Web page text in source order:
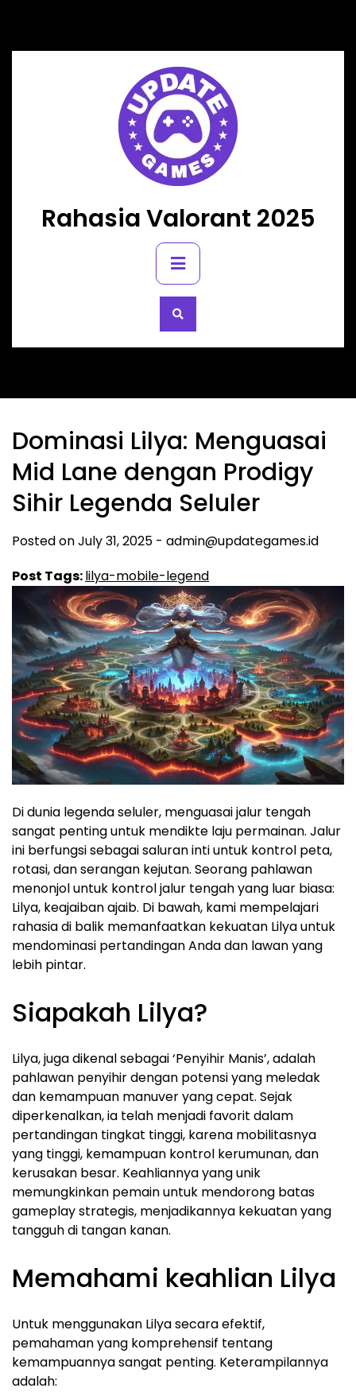
content
Rahasia Valorant 2025
Primary
Menu
Dominasi Lilya: Menguasai
Mid Lane dengan Prodigy
Sihir Legenda Seluler
Posted onJuly 31, 2025 - admin@updategames.id
Post Tags:lilya-mobile-legend
Di dunia legenda seluler, menguasai jalur tengah
sangat penting untuk mendikte laju permainan. Jalur
ini berfungsi sebagai saluran inti untuk kontrol peta,
rotasi, dan serangan kejutan. Seorang pahlawan
menonjol untuk kontrol jalur tengah yang luar biasa:
Lilya, keajaiban ajaib. Di bawah, kami mempelajari
rahasia di balik memanfaatkan kekuatan Lilya untuk
mendominasi pertandingan Anda dan lawan yang
lebih pintar.
Siapakah Lilya?
Lilya, juga dikenal sebagai ‘Penyihir Manis’, adalah
pahlawan penyihir dengan potensi yang meledak
dan kemampuan manuver yang cepat. Sejak
diperkenalkan, ia telah menjadi favorit dalam
pertandingan tingkat tinggi, karena mobilitasnya
yang tinggi, kemampuan kontrol kerumunan, dan
kerusakan besar. Keahliannya yang unik
memungkinkan pemain untuk mendorong batas
gameplay strategis, menjadikannya kekuatan yang
tangguh di tangan kanan.
Memahami keahlian Lilya
Untuk menggunakan Lilya secara efektif,
pemahaman yang komprehensif tentang
kemampuannya sangat penting. Keterampilannya
adalah: